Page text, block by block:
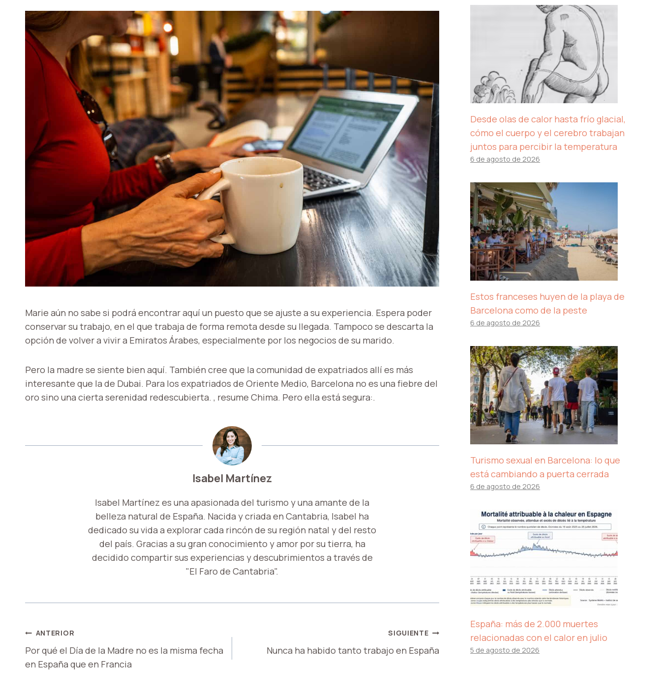
Marie aún no sabe si podrá encontrar aquí un puesto que se ajuste a su experiencia. Espera poder
conservar su trabajo, en el que trabaja de forma remota desde su llegada. Tampoco se descarta la
opción de volver a vivir a Emiratos Árabes, especialmente por los negocios de su marido.
Pero la madre se siente bien aquí. También cree que la comunidad de expatriados allí es más
interesante que la de Dubai. Para los expatriados de Oriente Medio, Barcelona no es una fiebre del
oro sino una cierta serenidad redescubierta. , resume Chima. Pero ella está segura:.
Isabel Martínez
Isabel Martínez es una apasionada del turismo y una amante de la
belleza natural de España. Nacida y criada en Cantabria, Isabel ha
dedicado su vida a explorar cada rincón de su región natal y del resto
del país. Gracias a su gran conocimiento y amor por su tierra, ha
decidido compartir sus experiencias y descubrimientos a través de
"El Faro de Cantabria".
NAVEGACIÓN
DE
ANTERIOR
Por qué el Día de la Madre no es la misma fecha
en España que en Francia
SIGUIENTE
Nunca ha habido tanto trabajo en España
Desde olas de calor hasta frío glacial,
cómo el cuerpo y el cerebro trabajan
juntos para percibir la temperatura
6 de agosto de 2026
Estos franceses huyen de la playa de
Barcelona como de la peste
6 de agosto de 2026
Turismo sexual en Barcelona: lo que
está cambiando a puerta cerrada
6 de agosto de 2026
España: más de 2.000 muertes
relacionadas con el calor en julio
5 de agosto de 2026